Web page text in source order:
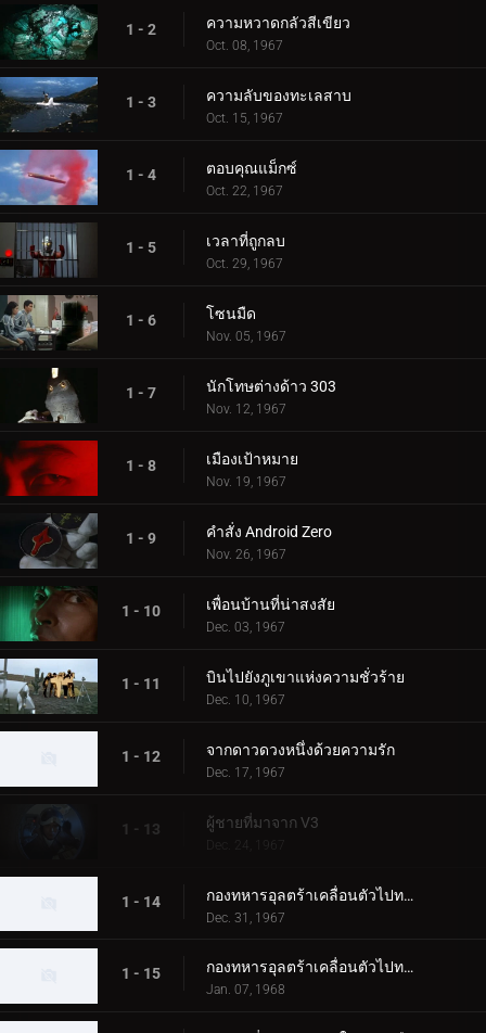
1 - 2 ความหวาดกลัวสีเขียว
Oct. 08, 1967
1 - 3 ความลับของทะเลสาบ
Oct. 15, 1967
1 - 4 ตอบคุณแม็กซ์
Oct. 22, 1967
1 - 5 เวลาที่ถูกลบ
Oct. 29, 1967
1 - 6 โซนมืด
Nov. 05, 1967
1 - 7 นักโทษต่างด้าว 303
Nov. 12, 1967
1 - 8 เมืองเป้าหมาย
Nov. 19, 1967
1 - 9 คำสั่ง Android Zero
Nov. 26, 1967
1 - 10 เพื่อนบ้านที่น่าสงสัย
Dec. 03, 1967
1 - 11 บินไปยังภูเขาแห่งความชั่วร้าย
Dec. 10, 1967
1 - 12 จากดาวดวงหนึ่งด้วยความรัก
Dec. 17, 1967
1 - 13 ผู้ชายที่มาจาก V3
Dec. 24, 1967
1 - 14 กองทหารอุลตร้าเคลื่อนตัวไปทางตะวันตก ตอนที่ 1
Dec. 31, 1967
1 - 15 กองทหารอุลตร้าเคลื่อนตัวไปทางตะวันตก ตอนที่ 2
Jan. 07, 1968